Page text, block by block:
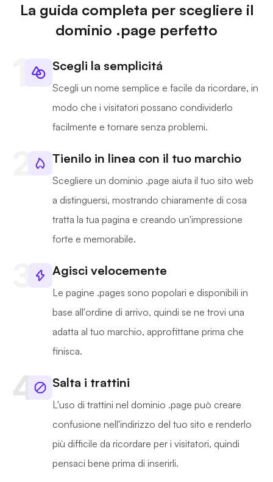
La guida completa per scegliere il
dominio .page perfetto
Scegli la semplicitá
Scegli un nome semplice e facile da ricordare, in
modo che i visitatori possano condividerlo
facilmente e tornare senza problemi.
Tienilo in linea con il tuo marchio
Scegliere un dominio .page aiuta il tuo sito web
a distinguersi, mostrando chiaramente di cosa
tratta la tua pagina e creando un'impressione
forte e memorabile.
Agisci velocemente
Le pagine .pages sono popolari e disponibili in
base all'ordine di arrivo, quindi se ne trovi una
adatta al tuo marchio, approfittane prima che
finisca.
Salta i trattini
L'uso di trattini nel dominio .page può creare
confusione nell'indirizzo del tuo sito e renderlo
più difficile da ricordare per i visitatori, quindi
pensaci bene prima di inserirli.